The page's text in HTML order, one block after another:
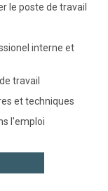
le poste de travail
interne et
travail
et techniques
l'emploi